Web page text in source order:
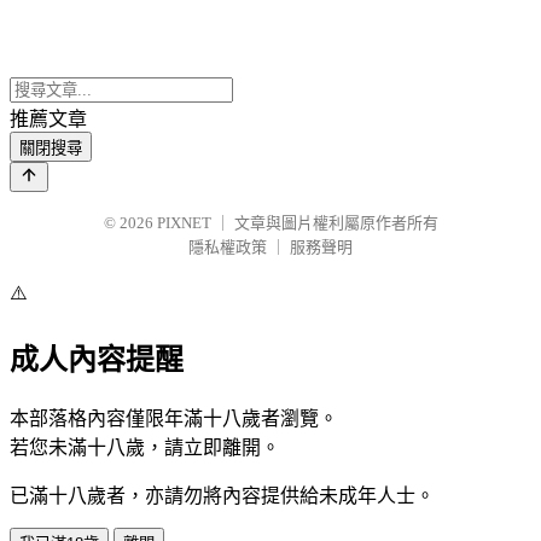
推薦文章
關閉搜尋
© 2026 PIXNET
文章與圖片權利屬原作者所有
隱私權政策
服務聲明
⚠️
成人內容提醒
本部落格內容僅限年滿十八歲者瀏覽。
若您未滿十八歲，請立即離開。
已滿十八歲者，亦請勿將內容提供給未成年人士。